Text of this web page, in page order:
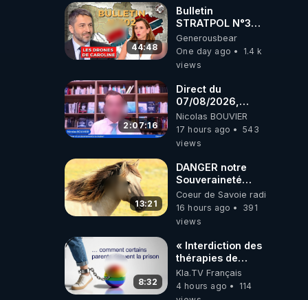
brigades
ukrainienne
44:48
Bulletin
STRATPOL N°302.
Armée des
drones, MS-21 en
série, missiles
07.08.2026.
Generousbear
One day ago
1.4 k
views
2:07:16
Direct du
07/08/2026,
présenté par
Nicolas BOUVIER
Nicolas BOUVIER
17 hours ago
543
views
13:21
DANGER notre
Souveraineté
Alimentaire est
attaqué...
Coeur de Savoie radioweb TV
16 hours ago
391
views
8:32
« Interdiction des
thérapies de
conversion »
Kla.TV Français
4 hours ago
114